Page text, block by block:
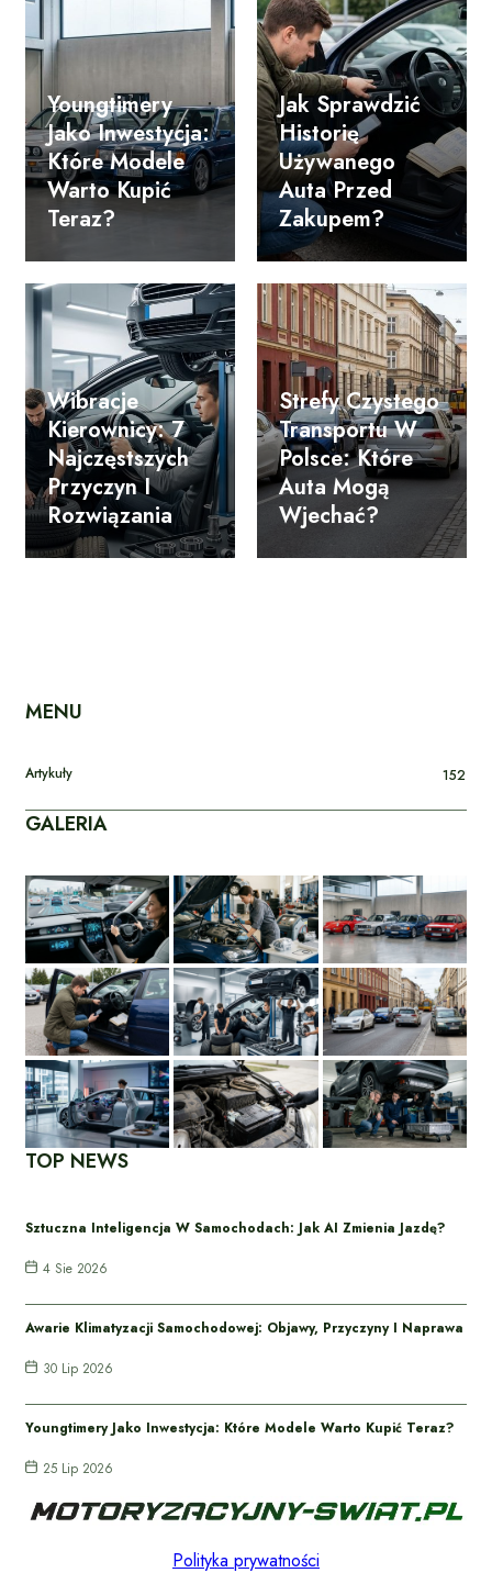
Youngtimery
Jako Inwestycja:
Które Modele
Warto Kupić
Teraz?
Jak Sprawdzić
Historię
Używanego
Auta Przed
Zakupem?
Wibracje
Kierownicy: 7
Najczęstszych
Przyczyn I
Rozwiązania
Strefy Czystego
Transportu W
Polsce: Które
Auta Mogą
Wjechać?
MENU
Artykuły 152
GALERIA
TOP NEWS
Sztuczna Inteligencja W Samochodach: Jak AI Zmienia Jazdę?
4 Sie 2026
Awarie Klimatyzacji Samochodowej: Objawy, Przyczyny I Naprawa
30 Lip 2026
Youngtimery Jako Inwestycja: Które Modele Warto Kupić Teraz?
25 Lip 2026
Polityka prywatności